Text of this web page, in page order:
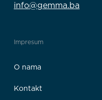
info@gemma.ba
Impresum
O nama
Kontakt